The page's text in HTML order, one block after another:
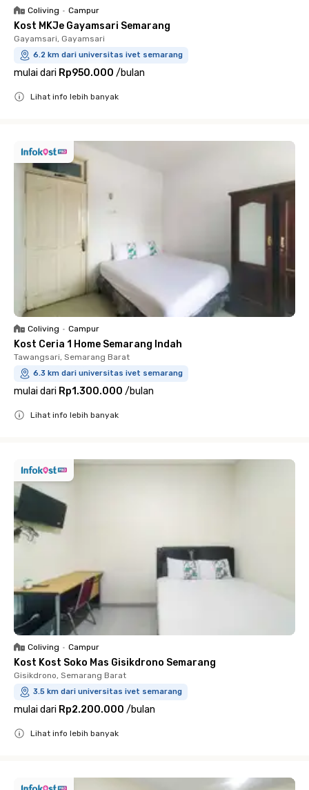
Coliving • Campur
Kost MKJe Gayamsari Semarang
Gayamsari, Gayamsari
6.2 km dari universitas ivet semarang
mulai dari Rp950.000 /bulan
Lihat info lebih banyak
Coliving • Campur
Kost Ceria 1 Home Semarang Indah
Tawangsari, Semarang Barat
6.3 km dari universitas ivet semarang
mulai dari Rp1.300.000 /bulan
Lihat info lebih banyak
Coliving • Campur
Kost Kost Soko Mas Gisikdrono Semarang
Gisikdrono, Semarang Barat
3.5 km dari universitas ivet semarang
mulai dari Rp2.200.000 /bulan
Lihat info lebih banyak